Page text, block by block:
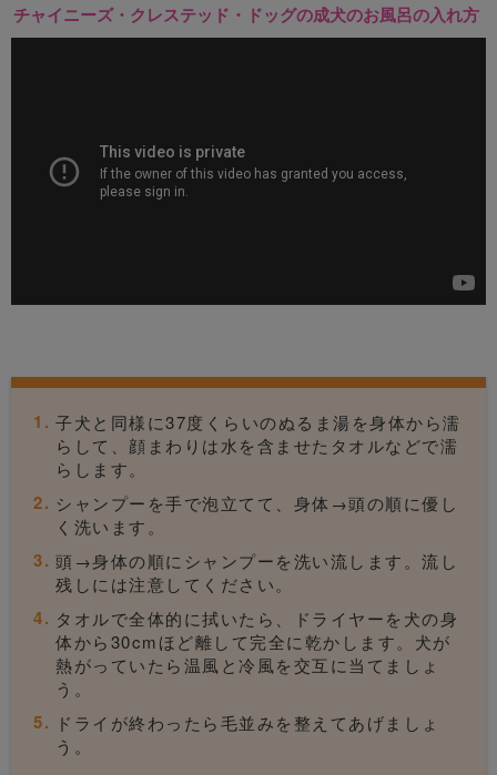
チャイニーズ・クレステッド・ドッグの成犬のお風呂の入れ方
子犬と同様に37度くらいのぬるま湯を身体から濡
らして、顔まわりは水を含ませたタオルなどで濡
らします。
シャンプーを手で泡立てて、身体→頭の順に優し
く洗います。
頭→身体の順にシャンプーを洗い流します。流し
残しには注意してください。
タオルで全体的に拭いたら、ドライヤーを犬の身
体から30cmほど離して完全に乾かします。犬が
熱がっていたら温風と冷風を交互に当てましょ
う。
ドライが終わったら毛並みを整えてあげましょ
う。